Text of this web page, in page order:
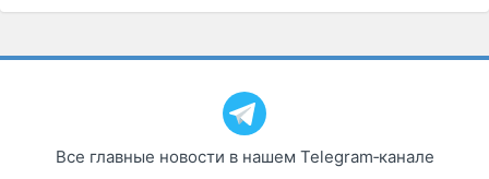
Все главные новости в нашем Telegram‑канале